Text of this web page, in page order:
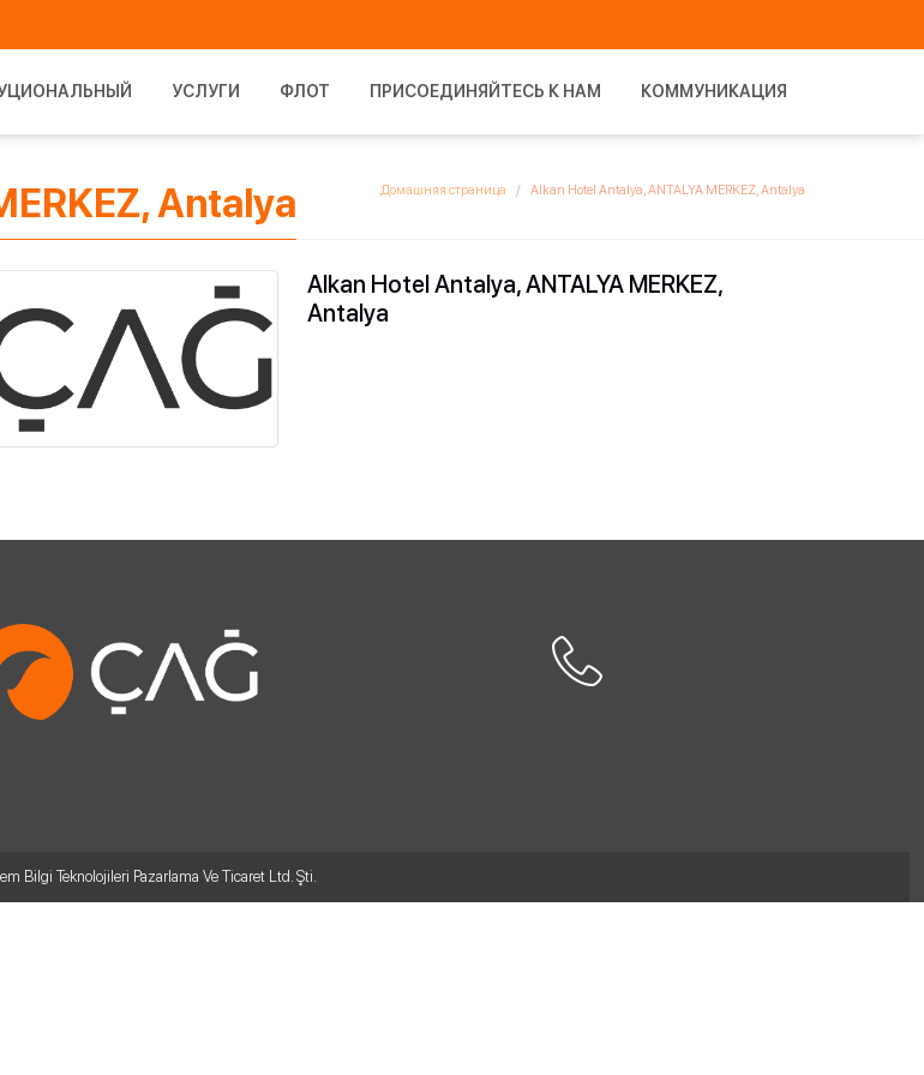
УСЛУГИ ФЛОТ ПРИСОЕДИНЯЙТЕСЬ К НАМ КОММУНИКАЦИЯ
Antalya Домашняя страница Alkan Hotel Antalya, ANTALYA MERKEZ, Antalya
Alkan Hotel Antalya, ANTALYA MERKEZ,
Antalya
Bilgi Teknolojileri Pazarlama Ve Ticaret Ltd. Şti.